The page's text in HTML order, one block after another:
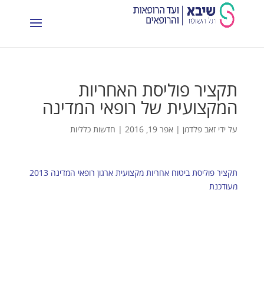
תקציר פוליסת האחריות
המקצועית של רופאי המדינה
על ידי זאב פלדמן| אפר 19, 2016 | חדשות כלליות
תקציר פוליסת ביטוח אחריות מקצועית ארגון רופאי המדינה 2013
מעודכנת